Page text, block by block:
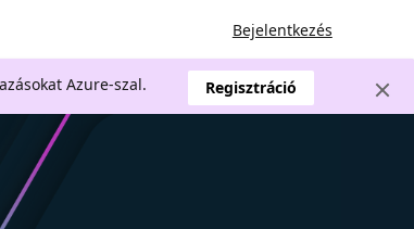
Bejelentkezés
Azure-szal. Regisztráció